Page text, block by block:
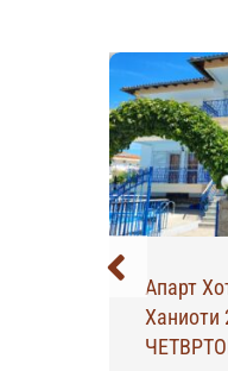
Апарт
Ханиоти